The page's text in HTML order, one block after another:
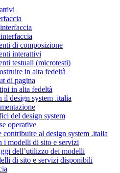
di composizione
interattivi
testuali (microtesti)
in alta fedeltà
di pagina
in alta fedeltà
il design system .italia
del design system
operative
contribuire al design system .italia
i modelli di sito e servizi
dell’utilizzo dei modelli
di sito e servizi disponibili